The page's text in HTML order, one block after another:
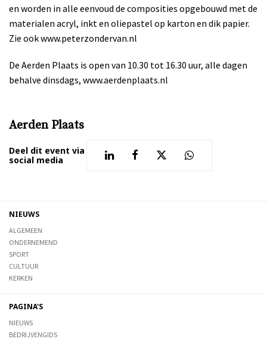
en worden in alle eenvoud de composities opgebouwd met de
materialen acryl, inkt en oliepastel op karton en dik papier.
Zie ook www.peterzondervan.nl
De Aerden Plaats is open van 10.30 tot 16.30 uur, alle dagen
behalve dinsdags, www.aerdenplaats.nl
Aerden Plaats
Deel dit event via
social media
NIEUWS
ALGEMEEN
ONDERNEMEND
SPORT
CULTUUR
KERKEN
PAGINA'S
NIEUWS
BEDRIJVENGIDS